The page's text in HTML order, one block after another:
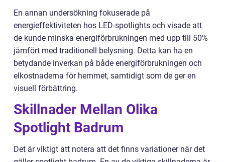
En annan undersökning fokuserade på
energieffektiviteten hos LED-spotlights och visade att
de kunde minska energiförbrukningen med upp till 50%
jämfört med traditionell belysning. Detta kan ha en
betydande inverkan på både energiförbrukningen och
elkostnaderna för hemmet, samtidigt som de ger en
visuell förbättring.
Skillnader Mellan Olika
Spotlight Badrum
Det är viktigt att notera att det finns variationer när det